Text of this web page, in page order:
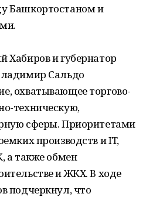
Башкортостаном и
Хабиров и губернатор
Сальдо
охватывающее торгово-
техническую,
сферы. Приоритетами
производств и IT,
а также обмен
и ЖКХ. В ходе
подчеркнул, что